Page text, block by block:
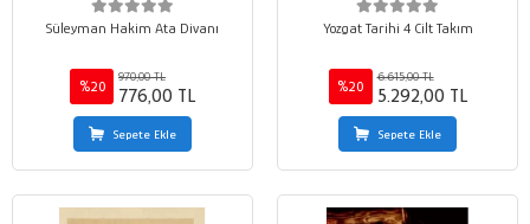
Süleyman Hakim Ata Divanı
%20
970,00 TL
776,00 TL
Sepete Ekle
Yozgat Tarihi 4 Cilt Takım
%20
6.615,00 TL
5.292,00 TL
Sepete Ekle